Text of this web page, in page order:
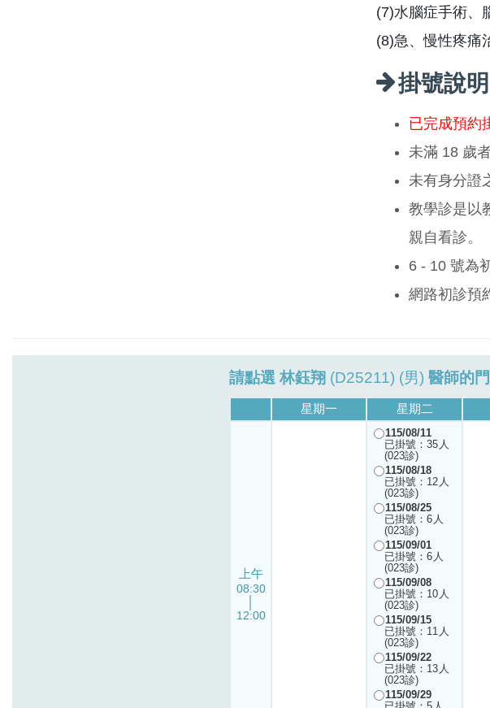
(7)水腦症手術、
(8)急、慢性疼痛
掛號說明
已完成預約
未滿 18 歲
未有身分證
教學診是以
親自看診。
6 - 10 號為
網路初診預